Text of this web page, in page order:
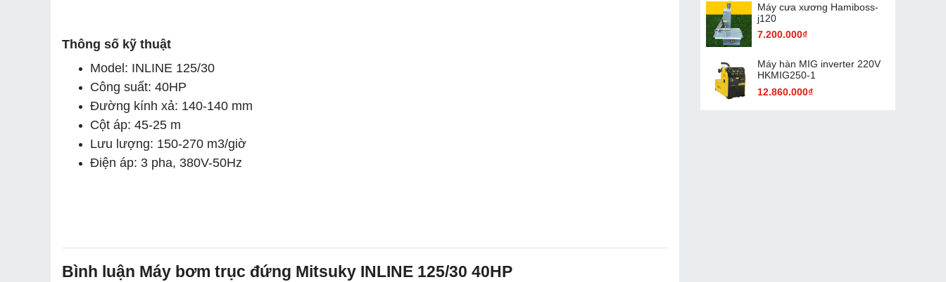
Thông số kỹ thuật
Model: INLINE 125/30
Công suất: 40HP
Đường kính xả: 140-140 mm
Cột áp: 45-25 m
Lưu lượng: 150-270 m3/giờ
Điện áp: 3 pha, 380V-50Hz
Bình luận Máy bơm trục đứng Mitsuky INLINE 125/30 40HP
Máy cưa xương Hamiboss-
j120
7.200.000₫
Máy hàn MIG inverter 220V
HKMIG250-1
12.860.000₫